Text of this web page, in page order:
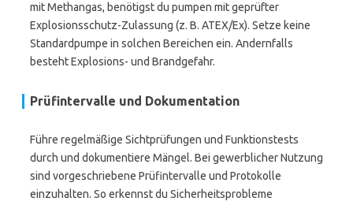
mit Methangas, benötigst du pumpen mit geprüfter
Explosionsschutz-Zulassung (z. B. ATEX/Ex). Setze keine
Standardpumpe in solchen Bereichen ein. Andernfalls
besteht Explosions- und Brandgefahr.
Prüfintervalle und Dokumentation
Führe regelmäßige Sichtprüfungen und Funktionstests
durch und dokumentiere Mängel. Bei gewerblicher Nutzung
sind vorgeschriebene Prüfintervalle und Protokolle
einzuhalten. So erkennst du Sicherheitsprobleme